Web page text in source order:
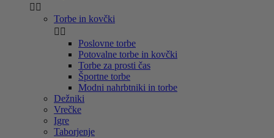
 
Torbe in kovčki
 
Poslovne torbe
Potovalne torbe in kovčki
Torbe za prosti čas
Športne torbe
Modni nahrbtniki in torbe
Dežniki
Vrečke
Igre
Taborjenje